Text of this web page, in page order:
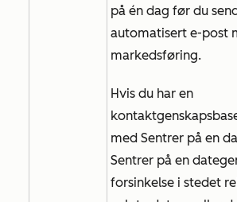
på én dag før du
automatisert e-post
markedsføring.
Hvis du har en
med Sentrer på en
Sentrer på en
forsinkelse i stedet